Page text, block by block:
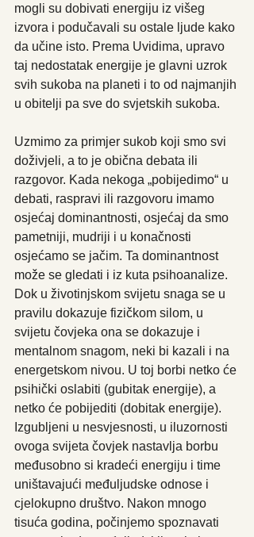
mogli su dobivati energiju iz višeg
izvora i podučavali su ostale ljude kako
da učine isto. Prema Uvidima, upravo
taj nedostatak energije je glavni uzrok
svih sukoba na planeti i to od najmanjih
u obitelji pa sve do svjetskih sukoba.
Uzmimo za primjer sukob koji smo svi
doživjeli, a to je obična debata ili
razgovor. Kada nekoga „pobijedimo“ u
debati, raspravi ili razgovoru imamo
osjećaj dominantnosti, osjećaj da smo
pametniji, mudriji i u konačnosti
osjećamo se jačim. Ta dominantnost
može se gledati i iz kuta psihoanalize.
Dok u životinjskom svijetu snaga se u
pravilu dokazuje fizičkom silom, u
svijetu čovjeka ona se dokazuje i
mentalnom snagom, neki bi kazali i na
energetskom nivou. U toj borbi netko će
psihički oslabiti (gubitak energije), a
netko će pobijediti (dobitak energije).
Izgubljeni u nesvjesnosti, u iluzornosti
ovoga svijeta čovjek nastavlja borbu
međusobno si kradeći energiju i time
uništavajući međuljudske odnose i
cjelokupno društvo. Nakon mnogo
tisuća godina, počinjemo spoznavati